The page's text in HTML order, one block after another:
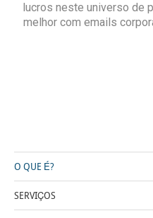
lucros neste universo de
melhor com emails
O QUE É?
SERVIÇOS